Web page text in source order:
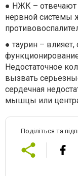
● НЖК – отвечают
нервной системы
● таурин –
Недостаточное
вызвать
сердечная
мышцы или
Поділіться та